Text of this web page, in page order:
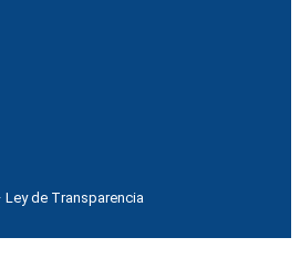
de Transparencia